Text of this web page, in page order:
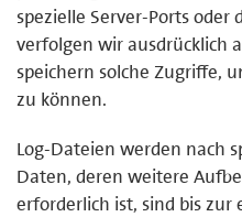
spezielle Server-Ports oder
verfolgen wir ausdrücklich
speichern solche Zugriffe,
zu können.
Log-Dateien werden nach
Daten, deren weitere
erforderlich ist, sind bis zur